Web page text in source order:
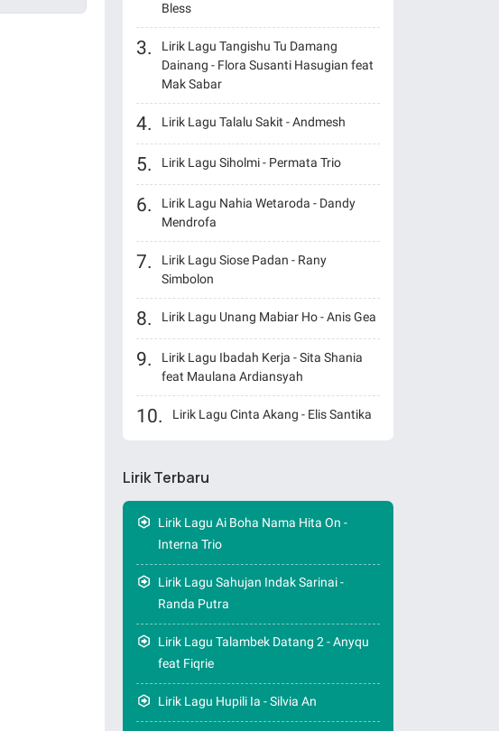
Bless
Lirik Lagu Tangishu Tu Damang
Dainang - Flora Susanti Hasugian feat
Mak Sabar
Lirik Lagu Talalu Sakit - Andmesh
Lirik Lagu Siholmi - Permata Trio
Lirik Lagu Nahia Wetaroda - Dandy
Mendrofa
Lirik Lagu Siose Padan - Rany
Simbolon
Lirik Lagu Unang Mabiar Ho - Anis Gea
Lirik Lagu Ibadah Kerja - Sita Shania
feat Maulana Ardiansyah
Lirik Lagu Cinta Akang - Elis Santika
Lirik Terbaru
Lirik Lagu Ai Boha Nama Hita On -
Interna Trio
Lirik Lagu Sahujan Indak Sarinai -
Randa Putra
Lirik Lagu Talambek Datang 2 - Anyqu
feat Fiqrie
Lirik Lagu Hupili Ia - Silvia An